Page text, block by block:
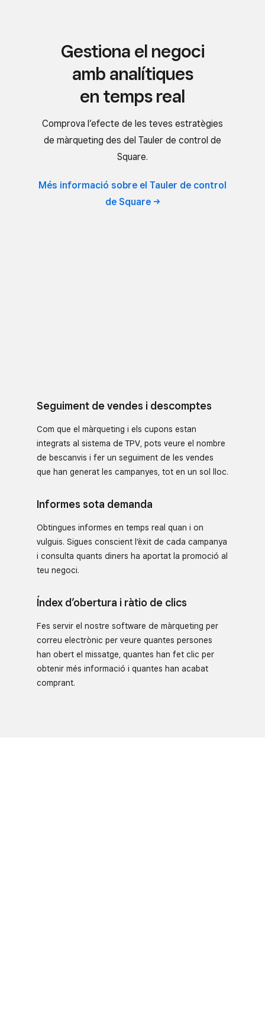
Gestiona el negoci
amb analítiques
en temps real
Comprova l’efecte de les teves estratègies
de màrqueting des del Tauler de control de
Square.
Més informació sobre el Tauler de control
de Square
Seguiment de vendes i descomptes
Com que el màrqueting i els cupons estan
integrats al sistema de TPV, pots veure el nombre
de bescanvis i fer un seguiment de les vendes
que han generat les campanyes, tot en un sol lloc.
Informes sota demanda
Obtingues informes en temps real quan i on
vulguis. Sigues conscient l’èxit de cada campanya
i consulta quants diners ha aportat la promoció al
teu negoci.
Índex d’obertura i ràtio de clics
Fes servir el nostre software de màrqueting per
correu electrònic per veure quantes persones
han obert el missatge, quantes han fet clic per
obtenir més informació i quantes han acabat
comprant.